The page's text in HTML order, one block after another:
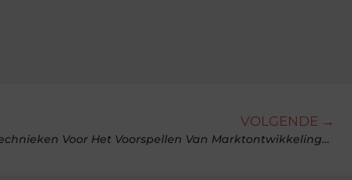
VOLGENDE →
Crypto Prijsanalyse: Tools En Technieken Voor Het Voorspellen Van Marktontwikkelingen